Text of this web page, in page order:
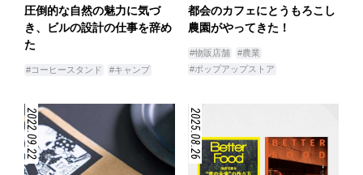
圧倒的な自然の魅力に気づ
き、ビルの設計の仕事を辞め
た
#コーヒースタンド #キャンプ
都会のカフェにとうもろこし
農園がやってきた！
#物販店舗
#農業
#ポップアップストア
2022.09.22 2025.08.26